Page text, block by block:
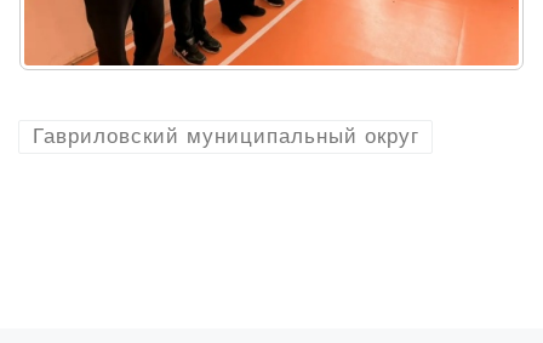
Гавриловский муниципальный округ